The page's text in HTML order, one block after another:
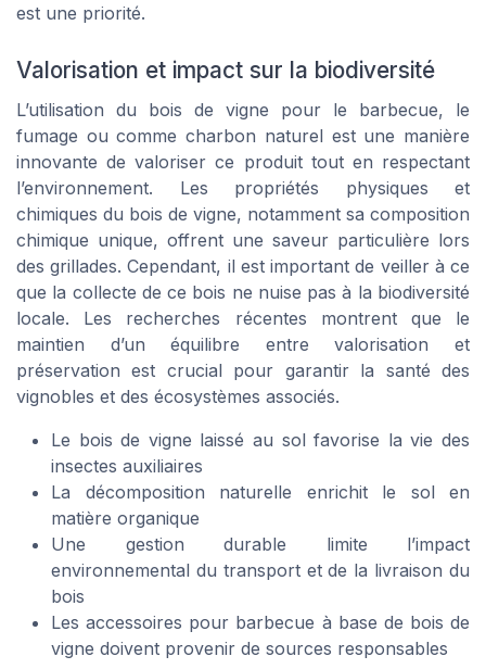
est une priorité.
Valorisation et impact sur la biodiversité
L’utilisation du bois de vigne pour le barbecue, le
fumage ou comme charbon naturel est une manière
innovante de valoriser ce produit tout en respectant
l’environnement. Les propriétés physiques et
chimiques du bois de vigne, notamment sa composition
chimique unique, offrent une saveur particulière lors
des grillades. Cependant, il est important de veiller à ce
que la collecte de ce bois ne nuise pas à la biodiversité
locale. Les recherches récentes montrent que le
maintien d’un équilibre entre valorisation et
préservation est crucial pour garantir la santé des
vignobles et des écosystèmes associés.
Le bois de vigne laissé au sol favorise la vie des
insectes auxiliaires
La décomposition naturelle enrichit le sol en
matière organique
Une gestion durable limite l’impact
environnemental du transport et de la livraison du
bois
Les accessoires pour barbecue à base de bois de
vigne doivent provenir de sources responsables